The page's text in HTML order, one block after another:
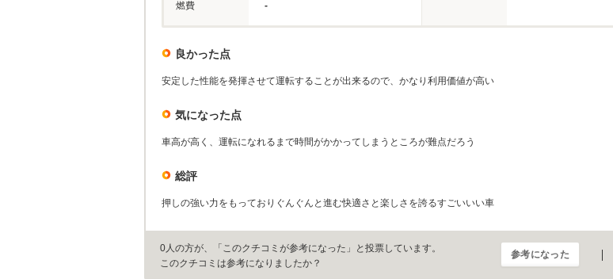
燃費 -
良かった点
安定した性能を発揮させて運転することが出来るので、かなり利用価値が高い
気になった点
車高が高く、運転になれるまで時間がかかってしまうところが難点だろう
総評
押しの強い力をもっておりぐんぐんと進む快適さと楽しさを誇るすごいいい車
0人の方が、「このクチコミが参考になった」と投票しています。
このクチコミは参考になりましたか？
参考になった